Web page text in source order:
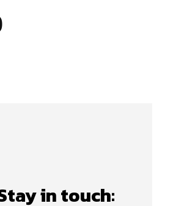
in touch: